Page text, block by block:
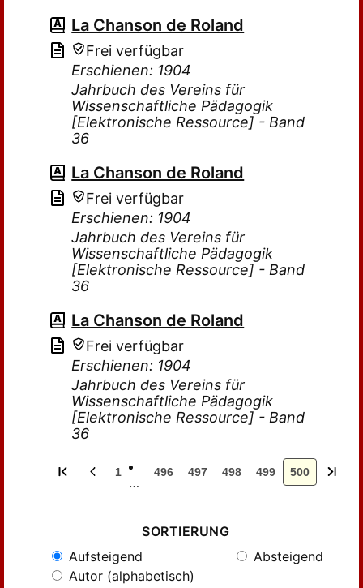
La Chanson de Roland
Frei verfügbar
Erschienen: 1904
Jahrbuch des Vereins für
Wissenschaftliche Pädagogik
[Elektronische Ressource] - Band
36
La Chanson de Roland
Frei verfügbar
Erschienen: 1904
Jahrbuch des Vereins für
Wissenschaftliche Pädagogik
[Elektronische Ressource] - Band
36
La Chanson de Roland
Frei verfügbar
Erschienen: 1904
Jahrbuch des Vereins für
Wissenschaftliche Pädagogik
[Elektronische Ressource] - Band
36
1
…
496 497 498 499 500
SORTIERUNG
Aufsteigend
Absteigend
Autor (alphabetisch)